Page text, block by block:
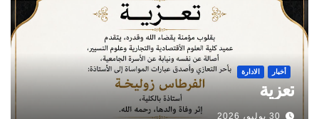
أخبار الادارة
تعزية
30 يوليو، 2026